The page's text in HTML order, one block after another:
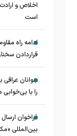
اخلاص و
است
ادامه راه
قراردادن
جوانان
را با
فراخوان
بین‌المللی